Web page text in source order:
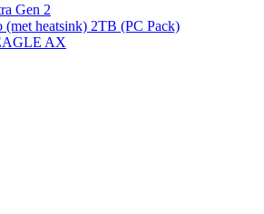
Gen 2
(met heatsink) 2TB (PC Pack)
AX